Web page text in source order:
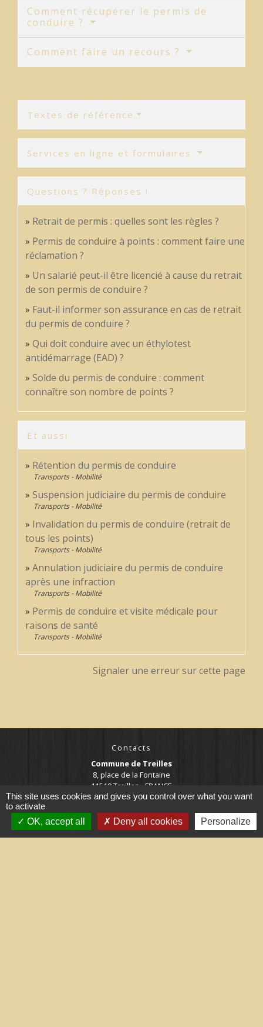
Comment récupérer le permis de
conduire ?
Comment faire un recours ?
Textes de référence
Services en ligne et formulaires
Questions ? Réponses !
Retrait de permis : quelles sont les règles ?
Permis de conduire à points : comment faire une
réclamation ?
Un salarié peut-il être licencié à cause du retrait
de son permis de conduire ?
Faut-il informer son assurance en cas de retrait
du permis de conduire ?
Qui doit conduire avec un éthylotest
antidémarrage (EAD) ?
Solde du permis de conduire : comment
connaître son nombre de points ?
Et aussi
Rétention du permis de conduire
Transports - Mobilité
Suspension judiciaire du permis de conduire
Transports - Mobilité
Invalidation du permis de conduire (retrait de
tous les points)
Transports - Mobilité
Annulation judiciaire du permis de conduire
après une infraction
Transports - Mobilité
Permis de conduire et visite médicale pour
raisons de santé
Transports - Mobilité
Signaler une erreur sur cette page
Contacts
Commune de Treilles
8, place de la Fontaine
11510 Treilles - FRANCE
+33 4 68 45 71 81
Contact par formulaire
This site uses cookies and gives you control over what you want
to activate
OK, accept all
Deny all cookies Personalize